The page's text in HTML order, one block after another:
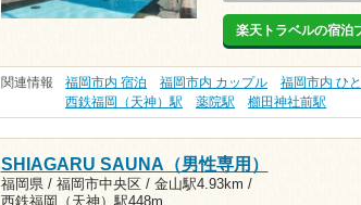
楽天トラベルの宿泊
関連情報 福岡市内 宿泊 福岡市内 カップル 福岡市内 ひ
西鉄福岡（天神）駅
薬院駅 櫛田神社前駅
SHIAGARU SAUNA（男性専用）
福岡県 / 福岡市中央区 / 金山駅4.93km /
西鉄福岡（天神）駅448m